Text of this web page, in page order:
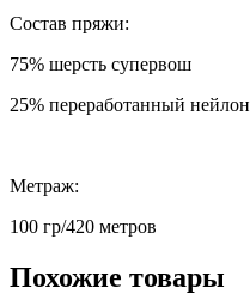
Состав пряжи:
75% шерсть супервош
25% переработанный нейлон
Метраж:
100 гр/420 метров
Похожие товары